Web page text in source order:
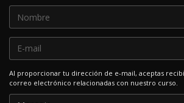
Al proporcionar tu dirección de e-mail, aceptas
correo electrónico relacionadas con nuestro curso.